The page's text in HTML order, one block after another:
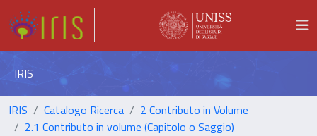
IRIS
IRIS Catalogo Ricerca
2 Contributo in Volume
2.1 Contributo in volume (Capitolo o Saggio)